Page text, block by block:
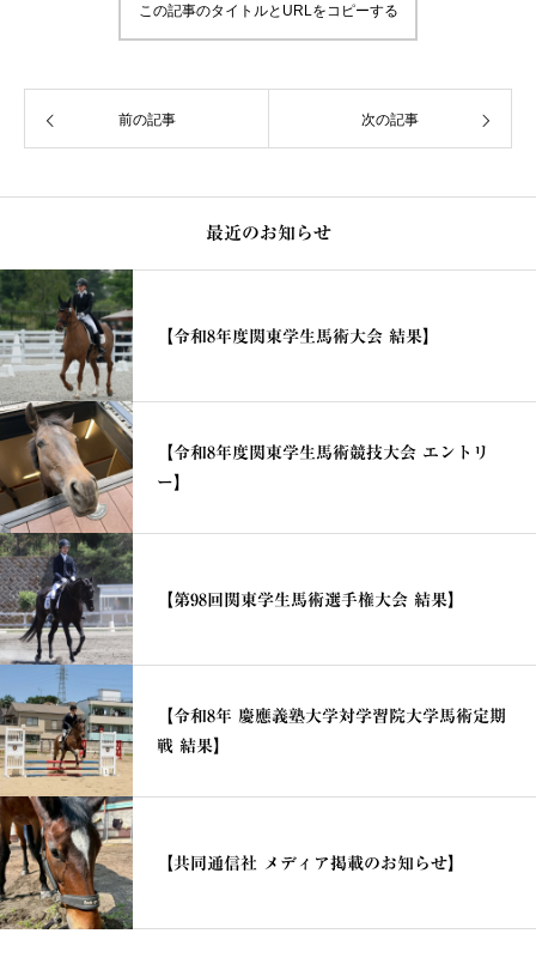
この記事のタイトルとURLをコピーする
前の記事 次の記事
最近のお知らせ
【令和8年度関東学生馬術大会 結果】
【令和8年度関東学生馬術競技大会 エントリ
ー】
【第98回関東学生馬術選手権大会 結果】
【令和8年 慶應義塾大学対学習院大学馬術定期
戦 結果】
【共同通信社 メディア掲載のお知らせ】